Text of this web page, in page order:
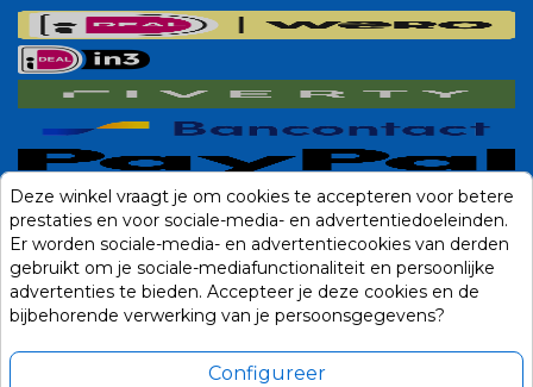
Deze winkel vraagt je om cookies te accepteren voor betere
prestaties en voor sociale-media- en advertentiedoeleinden.
Er worden sociale-media- en advertentiecookies van derden
gebruikt om je sociale-mediafunctionaliteit en persoonlijke
advertenties te bieden. Accepteer je deze cookies en de
bijbehorende verwerking van je persoonsgegevens?
Configureer